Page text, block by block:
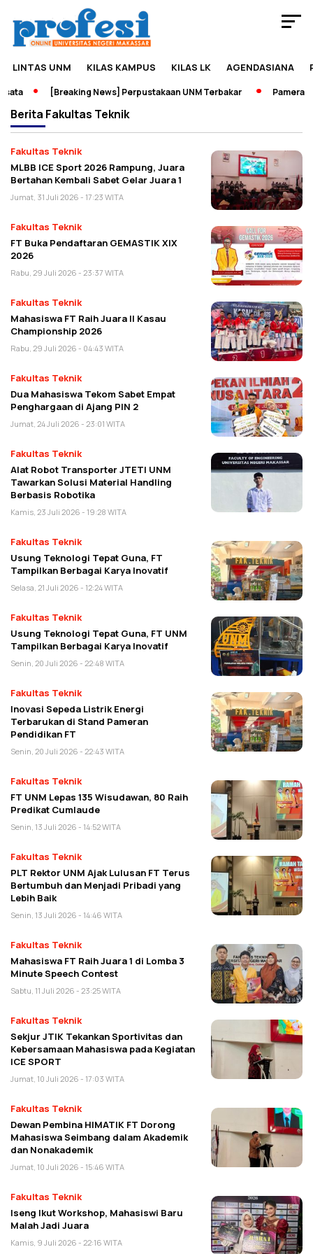
LINTAS UNM KILAS KAMPUS KILAS LK AGENDASIANA
[Breaking News] Perpustakaan UNM Terbakar Pameran
Berita Fakultas Teknik
Fakultas Teknik
MLBB ICE Sport 2026 Rampung, Juara
Bertahan Kembali Sabet Gelar Juara 1
Jumat, 31 Juli 2026 - 17:23 WITA
Fakultas Teknik
FT Buka Pendaftaran GEMASTIK XIX
2026
Rabu, 29 Juli 2026 - 23:37 WITA
Fakultas Teknik
Mahasiswa FT Raih Juara II Kasau
Championship 2026
Rabu, 29 Juli 2026 - 04:43 WITA
Fakultas Teknik
Dua Mahasiswa Tekom Sabet Empat
Penghargaan di Ajang PIN 2
Jumat, 24 Juli 2026 - 23:01 WITA
Fakultas Teknik
Alat Robot Transporter JTETI UNM
Tawarkan Solusi Material Handling
Berbasis Robotika
Kamis, 23 Juli 2026 - 19:28 WITA
Fakultas Teknik
Usung Teknologi Tepat Guna, FT
Tampilkan Berbagai Karya Inovatif
Selasa, 21 Juli 2026 - 12:24 WITA
Fakultas Teknik
Usung Teknologi Tepat Guna, FT UNM
Tampilkan Berbagai Karya Inovatif
Senin, 20 Juli 2026 - 22:48 WITA
Fakultas Teknik
Inovasi Sepeda Listrik Energi
Terbarukan di Stand Pameran
Pendidikan FT
Senin, 20 Juli 2026 - 22:43 WITA
Fakultas Teknik
FT UNM Lepas 135 Wisudawan, 80 Raih
Predikat Cumlaude
Senin, 13 Juli 2026 - 14:52 WITA
Fakultas Teknik
PLT Rektor UNM Ajak Lulusan FT Terus
Bertumbuh dan Menjadi Pribadi yang
Lebih Baik
Senin, 13 Juli 2026 - 14:46 WITA
Fakultas Teknik
Mahasiswa FT Raih Juara 1 di Lomba 3
Minute Speech Contest
Sabtu, 11 Juli 2026 - 23:25 WITA
Fakultas Teknik
Sekjur JTIK Tekankan Sportivitas dan
Kebersamaan Mahasiswa pada Kegiatan
ICE SPORT
Jumat, 10 Juli 2026 - 17:03 WITA
Fakultas Teknik
Dewan Pembina HIMATIK FT Dorong
Mahasiswa Seimbang dalam Akademik
dan Nonakademik
Jumat, 10 Juli 2026 - 15:46 WITA
Fakultas Teknik
Iseng Ikut Workshop, Mahasiswi Baru
Malah Jadi Juara
Kamis, 9 Juli 2026 - 22:16 WITA